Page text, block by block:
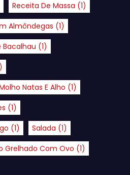
Receita De Massa (1)
Almôndegas (1)
Bacalhau (1)
Natas E Alho (1)
(1)
(1) Salada (1)
Grelhado Com Ovo (1)